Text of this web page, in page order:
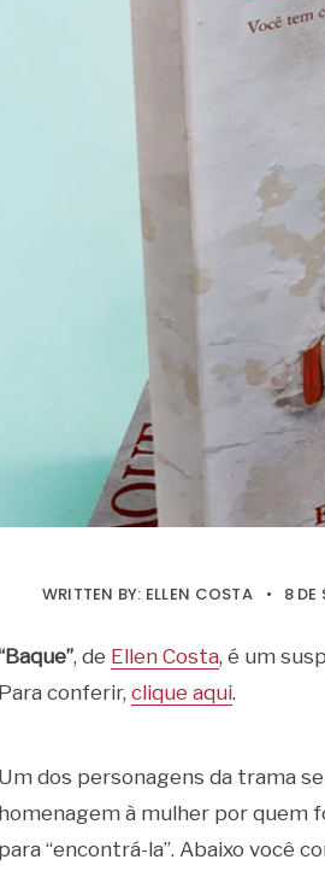
WRITTEN BY: ELLEN COSTA • 8 DE
, de Ellen Costa, é um
Para conferir, clique aqui.
Um dos personagens da trama
homenagem à mulher por quem
para “encontrá-la”. Abaixo você